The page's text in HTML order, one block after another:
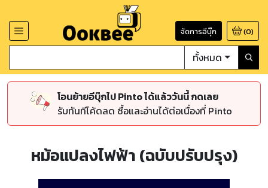
จัดการอีบุ๊ก (0)
ทั้งหมด
โอนย้ายอีบุ๊กไป Pinto ได้แล้ววันนี้ กดเลย
รับทันทีโค้ดลด ซื้อและอ่านได้ต่อเนื่องที่ Pinto
หม้อแปลงไฟฟ้า (ฉบับปรับปรุง)